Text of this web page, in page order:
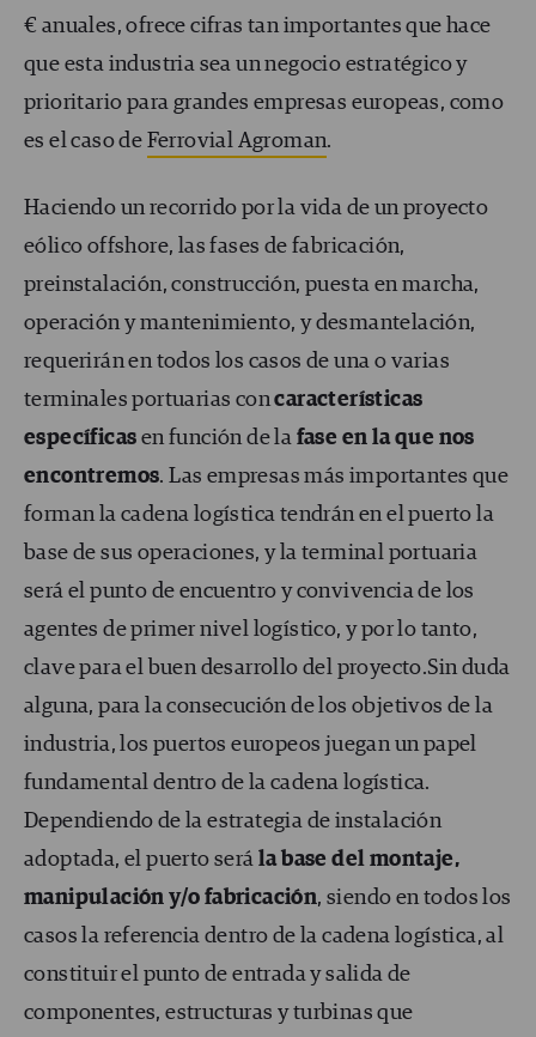
€ anuales, ofrece cifras tan importantes que hace
que esta industria sea un negocio estratégico y
prioritario para grandes empresas europeas, como
es el caso de Ferrovial Agroman.
Haciendo un recorrido por la vida de un proyecto
eólico offshore, las fases de fabricación,
preinstalación, construcción, puesta en marcha,
operación y mantenimiento, y desmantelación,
requerirán en todos los casos de una o varias
terminales portuarias concaracterísticas
específicas en función de la fase en la que nos
encontremos. Las empresas más importantes que
forman la cadena logística tendrán en el puerto la
base de sus operaciones, y la terminal portuaria
será el punto de encuentro y convivencia de los
agentes de primer nivel logístico, y por lo tanto,
clave para el buen desarrollo del proyecto.Sin duda
alguna, para la consecución de los objetivos de la
industria, los puertos europeos juegan un papel
fundamental dentro de la cadena logística.
Dependiendo de la estrategia de instalación
adoptada, el puerto será la base del montaje,
manipulación y/o fabricación, siendo en todos los
casos la referencia dentro de la cadena logística, al
constituir el punto de entrada y salida de
componentes, estructuras y turbinas que